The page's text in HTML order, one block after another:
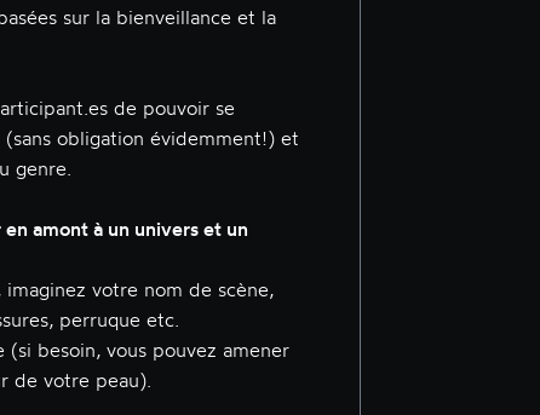
sur la bienveillance et la
de pouvoir se
obligation évidemment!) et
genre.
amont à un univers et un
imaginez votre nom de scène,
perruque etc.
(si besoin, vous pouvez amener
de votre peau).